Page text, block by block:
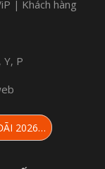
| Khách hàng
, Y, P
2026…